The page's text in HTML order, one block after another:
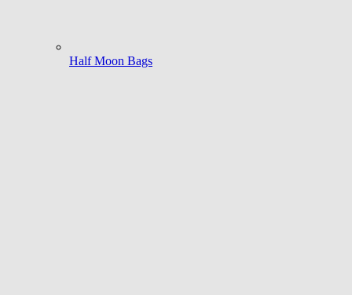
Half Moon Bags